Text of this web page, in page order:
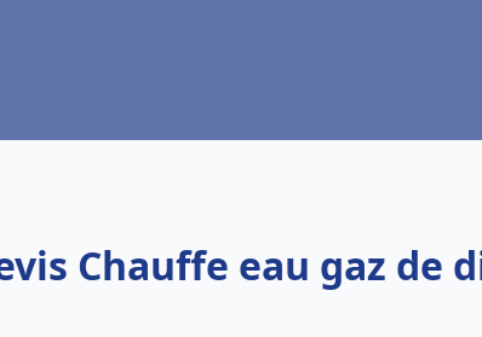
Chauffe eau gaz de